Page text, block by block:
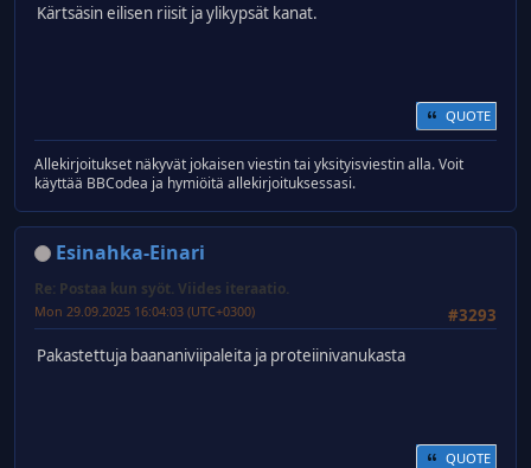
Kärtsäsin eilisen riisit ja ylikypsät kanat.
QUOTE
Allekirjoitukset näkyvät jokaisen viestin tai yksityisviestin alla. Voit
käyttää BBCodea ja hymiöitä allekirjoituksessasi.
Esinahka-Einari
Re: Postaa kun syöt. Viides iteraatio.
#3293
Mon 29.09.2025 16:04:03 (UTC+0300)
Pakastettuja baananiviipaleita ja proteiinivanukasta
QUOTE